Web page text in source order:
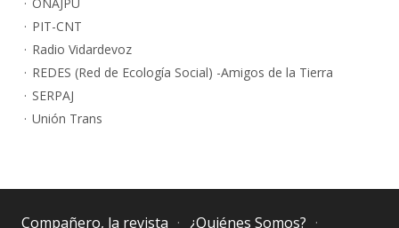
PIT-CNT
Radio Vidardevoz
REDES (Red de Ecología Social) -Amigos de la Tierra
SERPAJ
Unión Trans
Compañero, la revista ¿Quiénes Somos?